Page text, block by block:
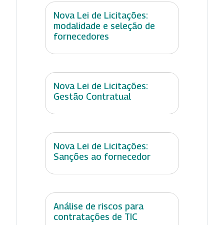
Nova Lei de Licitações:
modalidade e seleção de
fornecedores
Nova Lei de Licitações:
Gestão Contratual
Nova Lei de Licitações:
Sanções ao fornecedor
Análise de riscos para
contratações de TIC